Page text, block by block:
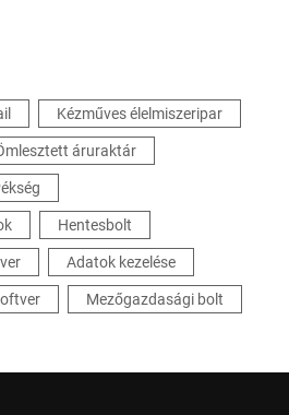
Kézműves élelmiszeripar
áruraktár
Hentesbolt
Adatok kezelése
Mezőgazdasági bolt